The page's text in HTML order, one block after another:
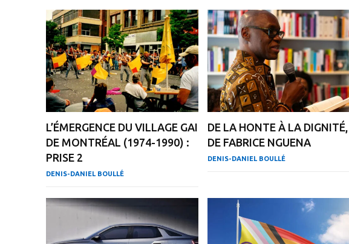
L’ÉMERGENCE DU VILLAGE GAI
DE MONTRÉAL (1974-1990) :
PRISE 2
DENIS-DANIEL BOULLÉ
DE LA HONTE À LA DIGNITÉ,
DE FABRICE NGUENA
DENIS-DANIEL BOULLÉ